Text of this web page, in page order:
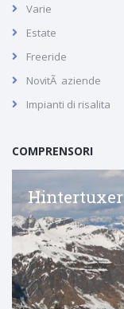
Varie
Estate
Freeride
NovitÃ aziende
Impianti di risalita
COMPRENSORI